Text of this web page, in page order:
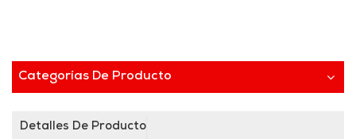
Categorías De Producto
Detalles De Producto